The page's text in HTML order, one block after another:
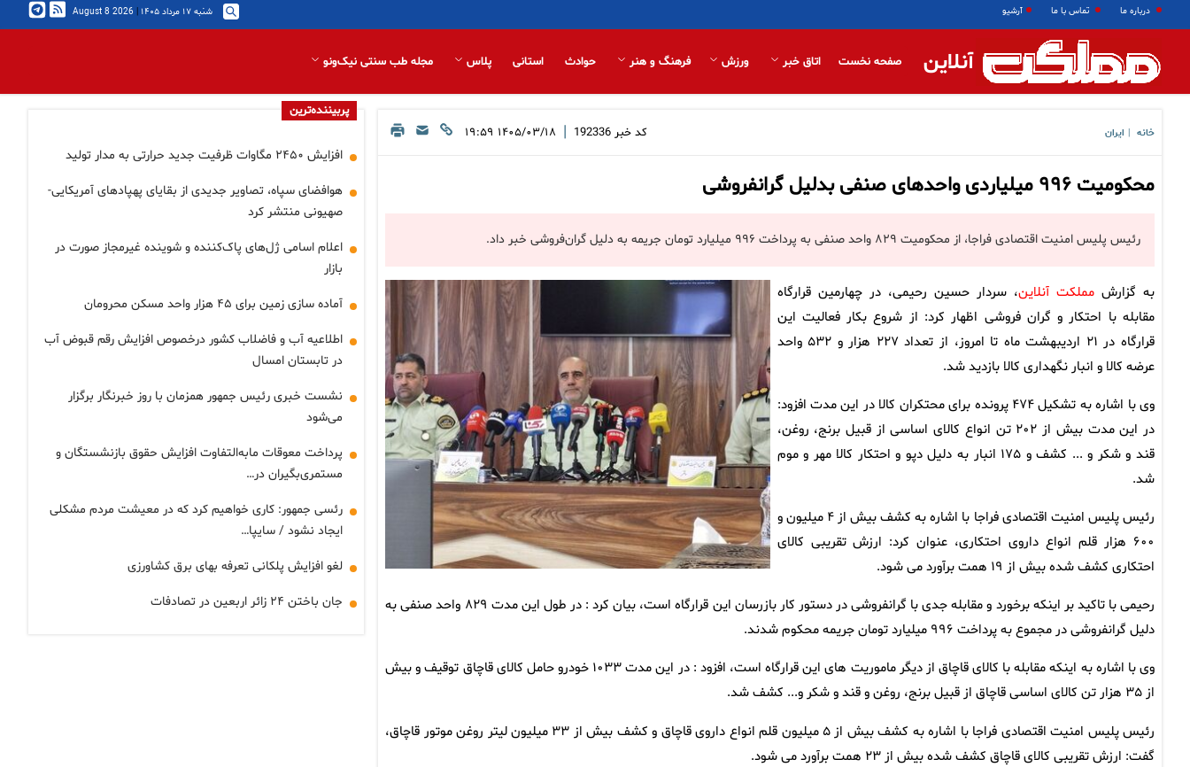
درباره ما تماس با ما آرشیو شنبه ۱۷ مرداد ۱۴۰۵ |
2026 August 8
آنلاین صفحه نخست اتاق خبر ورزش فرهنگ و هنر حوادث استانی پلاس مجله طب سنتی نیک‌ونو
خانه ایران کد خبر 192336
| ۱۴۰۵/۰۳/۱۸ ۱۹:۵۹
محکومیت ۹۹۶ میلیاردی واحدهای صنفی بدلیل گرانفروشی
رئیس پلیس امنیت اقتصادی فراجا، از محکومیت ۸۲۹ واحد صنفی به پرداخت ۹۹۶ میلیارد تومان جریمه به دلیل گران‌فروشی خبر داد.
به گزارشمملکت آنلاین، سردار حسین رحیمی، در چهارمین قرارگاه
مقابله با احتکار و گران فروشی اظهار کرد: از شروع بکار فعالیت این
قرارگاه در ۲۱ اردیبهشت ماه تا امروز، از تعداد ۲۲۷ هزار و ۵۳۲ واحد
عرضه کالا و انبار نگهداری کالا بازدید شد.
وی با اشاره به تشکیل ۴۷۴ پرونده برای محتکران کالا در این مدت افزود:
در این مدت بیش از ۲۰۲ تن انواع کالای اساسی از قبیل برنج، روغن،
قند و شکر و ... کشف و ۱۷۵ انبار به دلیل دپو و احتکار کالا مهر و موم
شد.
رئیس پلیس امنیت اقتصادی فراجا با اشاره به کشف بیش از ۴ میلیون و
۶۰۰ هزار قلم انواع داروی احتکاری، عنوان کرد: ارزش تقریبی کالای
احتکاری کشف شده بیش از ۱۹ همت برآورد می شود.
رحیمی با تاکید بر اینکه برخورد و مقابله جدی با گرانفروشی در دستور کار بازرسان این قرارگاه است، بیان کرد : در طول این مدت ۸۲۹ واحد صنفی به
دلیل گرانفروشی در مجموع به پرداخت ۹۹۶ میلیارد تومان جریمه محکوم شدند.
وی با اشاره به اینکه مقابله با کالای قاچاق از دیگر ماموریت های این قرارگاه است، افزود : در این مدت ۱۰۳۳ خودرو حامل کالای قاچاق توقیف و بیش
از ۳۵ هزار تن کالای اساسی قاچاق از قبیل برنج، روغن و قند و شکر و... کشف شد.
رئیس پلیس امنیت اقتصادی فراجا با اشاره به کشف بیش از ۵ میلیون قلم انواع داروی قاچاق و کشف بیش از ۳۳ میلیون لیتر روغن موتور قاچاق،
گفت: ارزش تقریبی کالای قاچاق کشف شده بیش از ۲۳ همت برآورد می شود.
پربیننده‌ترین
افزایش ۲۴۵۰ مگاوات ظرفیت جدید حرارتی به مدار تولید
هوافضای سپاه، تصاویر جدیدی از بقایای پهپادهای آمریکایی-
صهیونی منتشر کرد
اعلام اسامی ژل‌های پاک‌کننده و شوینده غیرمجاز صورت در
بازار
آماده سازی زمین برای ۴۵ هزار واحد مسکن محرومان
اطلاعیه آب و فاضلاب کشور درخصوص افزایش رقم قبوض آب
در تابستان امسال
نشست خبری رئیس جمهور همزمان با روز خبرنگار برگزار
می‌شود
پرداخت معوقات مابه‌التفاوت افزایش حقوق بازنشستگان و
مستمری‌بگیران در…
رئسی جمهور: کاری خواهیم کرد که در معیشت مردم مشکلی
ایجاد نشود / سایپا…
لغو افزایش پلکانی تعرفه بهای برق کشاورزی
جان باختن ۲۴ زائر اربعین در تصادفات